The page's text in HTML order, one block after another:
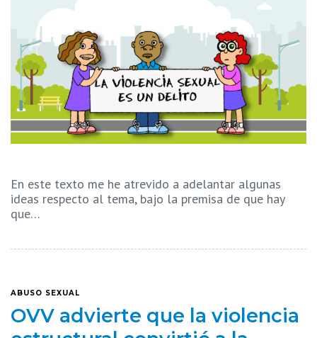
En este texto me he atrevido a adelantar algunas
ideas respecto al tema, bajo la premisa de que hay
que…
ABUSO SEXUAL
OVV advierte que la violencia